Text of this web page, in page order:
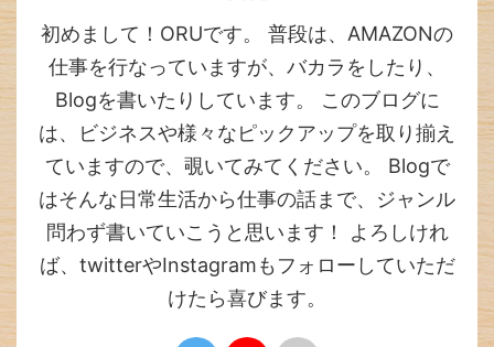
初めまして！ORUです。 普段は、AMAZONの
仕事を行なっていますが、バカラをしたり、
Blogを書いたりしています。 このブログに
は、ビジネスや様々なピックアップを取り揃え
ていますので、覗いてみてください。 Blogで
はそんな日常生活から仕事の話まで、ジャンル
問わず書いていこうと思います！ よろしけれ
ば、twitterやInstagramもフォローしていただ
けたら喜びます。